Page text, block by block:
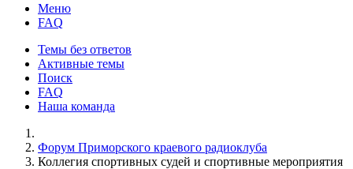
Меню
FAQ
Темы без ответов
Активные темы
Поиск
FAQ
Наша команда
Форум Приморского краевого радиоклуба
Коллегия спортивных судей и спортивные мероприятия